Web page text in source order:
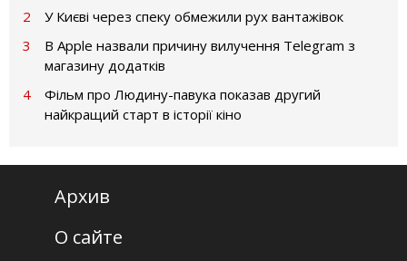
2
У Києві через спеку обмежили рух вантажівок
3
В Apple назвали причину вилучення Telegram з
магазину додатків
4
Фільм про Людину-павука показав другий
найкращий старт в історії кіно
Архив
О сайте